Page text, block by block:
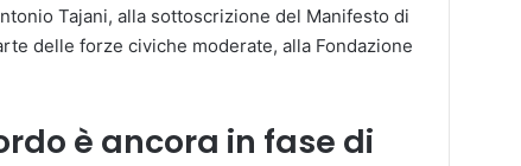
Tajani, alla sottoscrizione del Manifesto di
delle forze civiche moderate, alla Fondazione
è ancora in fase di